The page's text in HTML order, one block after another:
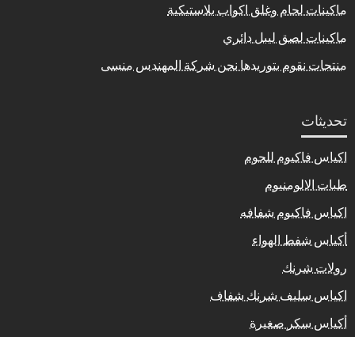
ماكينات لحام وغلق اكواب بلاستيكية
ماكينات لصق ليبل دائري
منتجات نقوم بتوريدها نحن شركة المهندس منسى
تحديثات
اكياس فاكيوم للحوم
طبات الالومنيوم
اكياس فاكيوم شفافه
أكياس شفط الهواء
رولات شرنك
اكياس سليف شرنك شفاف
أكياس سكر صغيرة